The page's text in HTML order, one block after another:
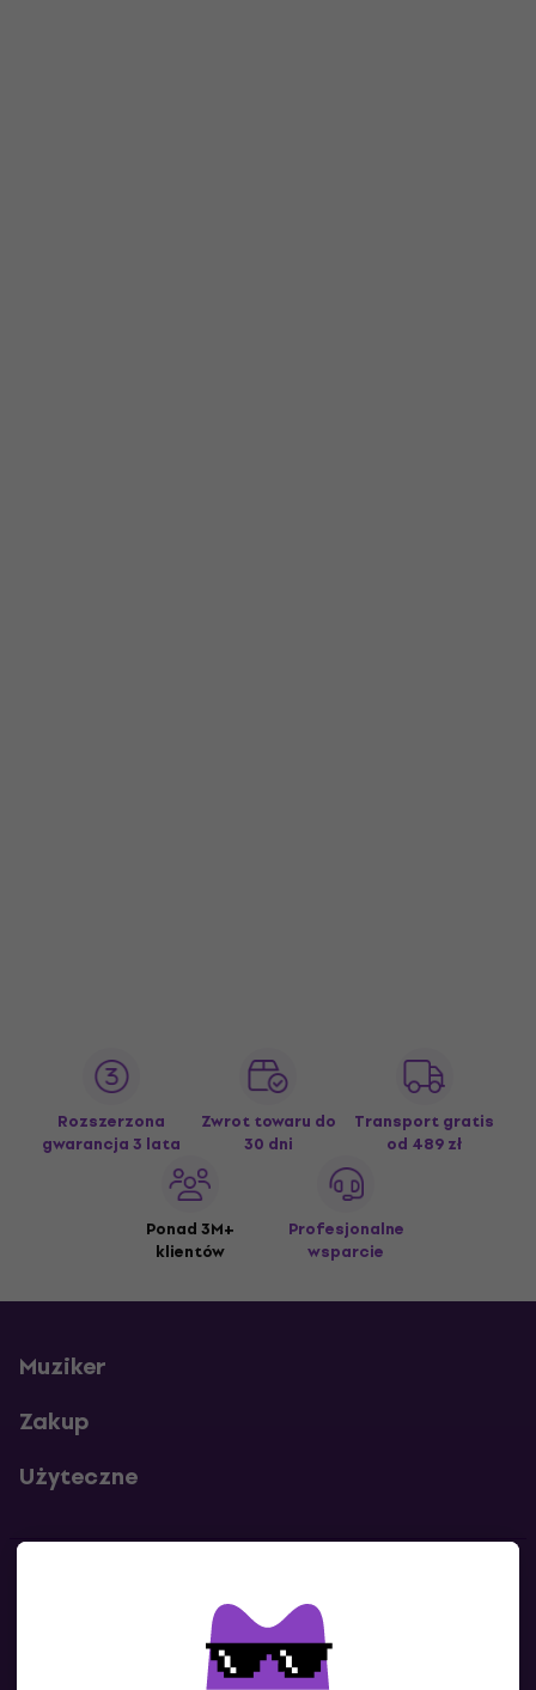
Rozszerzona
gwarancja 3 lata
Zwrot towaru do
30 dni
Transport gratis
od 489 zł
Ponad 3M+
klientów
Profesjonalne
wsparcie
Muziker
Zakup
Użyteczne
Skontaktuj się z nami